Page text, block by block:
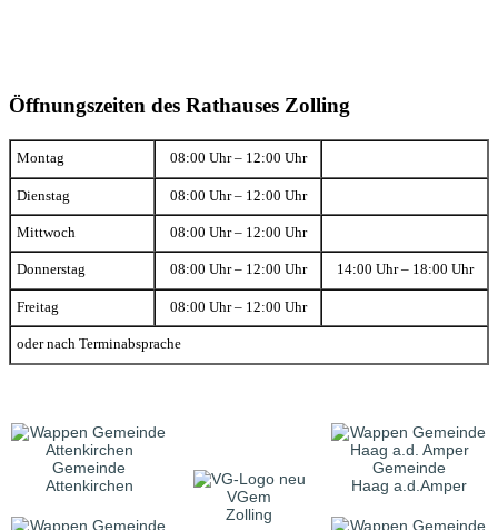
Öffnungszeiten des Rathauses Zolling
Montag 08:00 Uhr – 12:00 Uhr
Dienstag 08:00 Uhr – 12:00 Uhr
Mittwoch 08:00 Uhr – 12:00 Uhr
Donnerstag 08:00 Uhr – 12:00 Uhr 14:00 Uhr – 18:00 Uhr
Freitag 08:00 Uhr – 12:00 Uhr
oder nach Terminabsprache
Gemeinde
Attenkirchen
VGem
Zolling
Gemeinde
Haag a.d.Amper